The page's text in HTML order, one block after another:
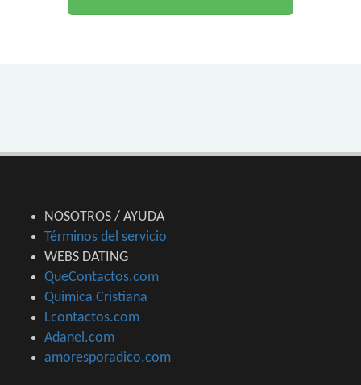
NOSOTROS / AYUDA
Términos del servicio
WEBS DATING
QueContactos.com
Quimica Cristiana
Lcontactos.com
Adanel.com
amoresporadico.com